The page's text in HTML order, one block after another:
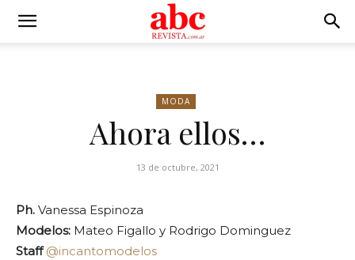
MODA
Ahora ellos…
13 de octubre, 2021
Ph. Vanessa Espinoza
Modelos: Mateo Figallo y Rodrigo Dominguez
Staff @incantomodelos